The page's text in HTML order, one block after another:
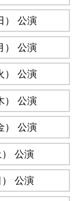
） 公演
） 公演
） 公演
） 公演
） 公演
公演
公演